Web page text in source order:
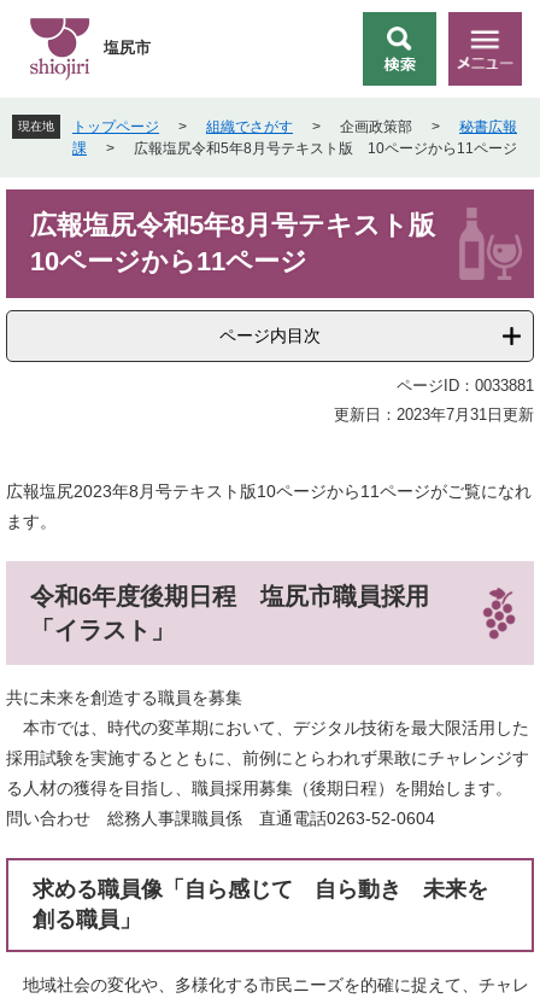
先
頭
す
を
飛
し
索
メ
ニ
ー
塩尻市
現在地 トップページ > 組織でさがす > 企画政策部 >
秘書広報
課
> 広報塩尻令和5年8月号テキスト版 10ページから11ページ
広報塩尻令和5年8月号テキスト版
10ページから11ページ
ページ内目次
ページID：0033881
更新日：2023年7月31日更新
広報塩尻2023年8月号テキスト版10ページから11ページがご覧になれ
ます。
令和6年度後期日程 塩尻市職員採用
「イラスト」
共に未来を創造する職員を募集
本市では、時代の変革期において、デジタル技術を最大限活用した
採用試験を実施するとともに、前例にとらわれず果敢にチャレンジす
る人材の獲得を目指し、職員採用募集（後期日程）を開始します。
問い合わせ 総務人事課職員係 直通電話0263-52-0604
求める職員像「自ら感じて 自ら動き 未来を
創る職員」
地域社会の変化や、多様化する市民ニーズを的確に捉えて、チャレ